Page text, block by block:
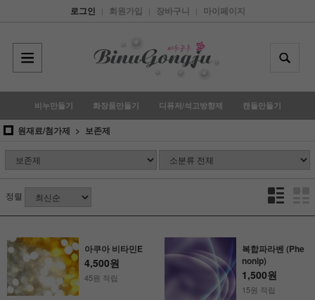
로그인 | 회원가입 | 장바구니 | 마이페이지
비누만들기 화장품만들기 디퓨저/석고방향제 캔들만들기
원재료/첨가제 보존제
정렬
아쿠아 비타민E
4,500원
45원 적립
복합파라벤 (Phe
nonip)
1,500원
15원 적립